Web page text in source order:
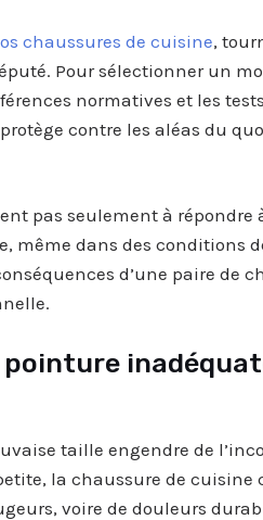
chaussures de cuisine,
Pour sélectionner un
normatives et les
contre les aléas du
pas seulement à
même dans des conditions
d’une paire de
pointure
taille engendre de
la chaussure de cuisine
voire de douleurs